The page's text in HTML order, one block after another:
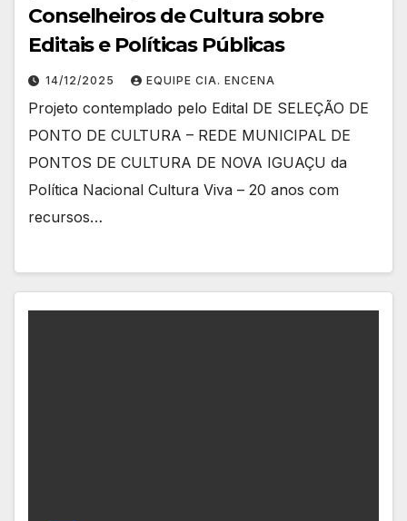
Conselheiros de Cultura sobre
Editais e Políticas Públicas
14/12/2025 EQUIPE CIA. ENCENA
Projeto contemplado pelo Edital DE SELEÇÃO DE
PONTO DE CULTURA – REDE MUNICIPAL DE
PONTOS DE CULTURA DE NOVA IGUAÇU da
Política Nacional Cultura Viva – 20 anos com
recursos…